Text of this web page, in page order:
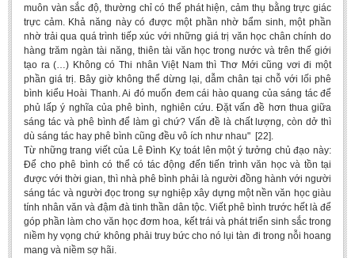
80 Years of New Poetry and the Self-Reliant Literary Group
ALUMNI
Alumni Association
Scholarship Fund
STUDENT ACTIVITIES
Literature Club
Calligraphy Club
muôn vàn sắc độ, thường chỉ có thể phát hiện, cảm thụ bằng trực giác
trực cảm. Khả năng này có được một phần nhờ bẩm sinh, một phần
nhờ trải qua quá trình tiếp xúc với những giá trị văn học chân chính do
hàng trăm ngàn tài năng, thiên tài văn học trong nước và trên thế giới
tạo ra (…) Không có Thi nhân Việt Nam thì Thơ Mới cũng vơi đi một
phần giá trị. Bây giờ không thể dừng lại, dẫm chân tại chỗ với lối phê
bình kiểu Hoài Thanh. Ai đó muốn đem cái hào quang của sáng tác để
phủ lấp ý nghĩa của phê bình, nghiên cứu. Đặt vấn đề hơn thua giữa
sáng tác và phê bình để làm gì chứ? Vấn đề là chất lượng, còn dở thì
dù sáng tác hay phê bình cũng đều vô ích như nhau" [22].
Từ những trang viết của Lê Đình Kỵ toát lên một ý tưởng chủ đạo này:
Để cho phê bình có thể có tác động đến tiến trình văn học và tồn tại
được với thời gian, thì nhà phê bình phải là người đồng hành với người
sáng tác và người đọc trong sự nghiệp xây dựng một nền văn học giàu
tính nhân văn và đậm đà tinh thần dân tộc. Viết phê bình trước hết là để
góp phần làm cho văn học đơm hoa, kết trái và phát triển sinh sắc trong
niềm hy vọng chứ không phải truy bức cho nó lụi tàn đi trong nỗi hoang
mang và niềm sợ hãi.